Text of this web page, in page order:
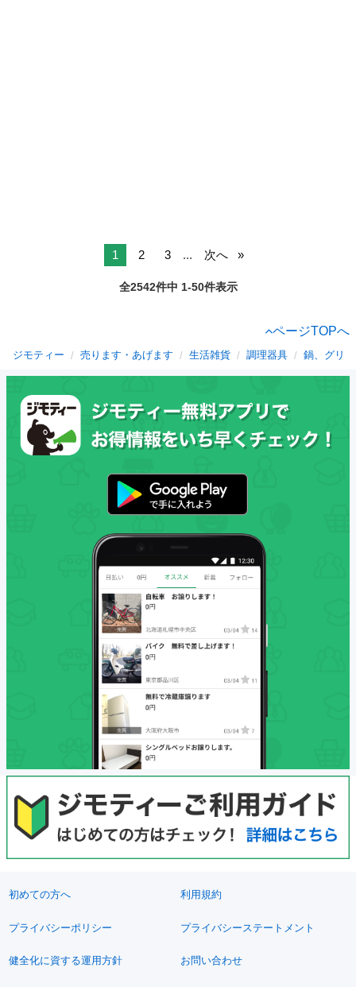
1 2 3 ... 次へ
全2542件中 1-50件表示
ページTOPへ
ジモティー 売ります・あげます 生活雑貨 調理器具 鍋、グリル
初めての方へ 利用規約
プライバシーポリシー プライバシーステートメント
健全化に資する運用方針 お問い合わせ